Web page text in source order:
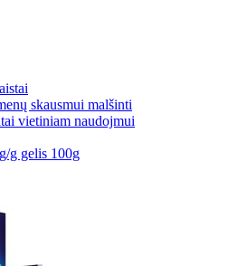
skausmui malšinti
vietiniam naudojmui
g gelis 100g